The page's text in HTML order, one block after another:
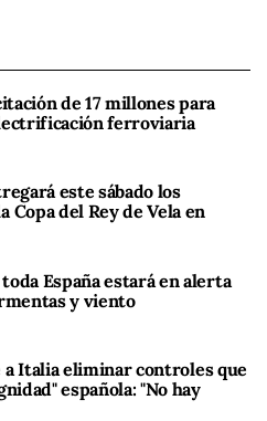
de 17 millones para
ferroviaria
este sábado los
Copa del Rey de Vela en
España estará en alerta
y viento
a Italia eliminar controles que
española: "No hay